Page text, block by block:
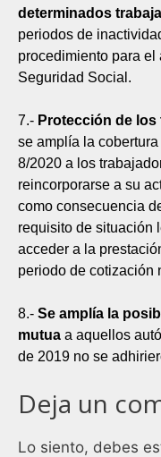
determinados
periodos de
procedimiento para
Seguridad Social.
7.- Protección de
se amplía la
8/2020 a los
reincorporarse a su
como consecuencia
requisito de situación
acceder a la
periodo de cotización
8.- Se amplía la
mutua a aquellos
de 2019 no se
Deja un
Lo siento, debes